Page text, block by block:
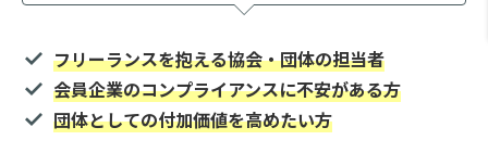
フリーランスを抱える協会・団体の担当者
会員企業のコンプライアンスに不安がある方
団体としての付加価値を高めたい方